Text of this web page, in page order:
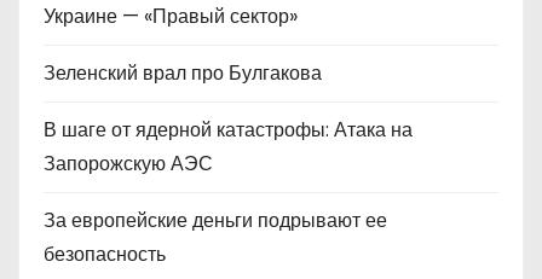
Украине — «Правый сектор»
Зеленский врал про Булгакова
В шаге от ядерной катастрофы: Атака на
Запорожскую АЭС
За европейские деньги подрывают ее
безопасность